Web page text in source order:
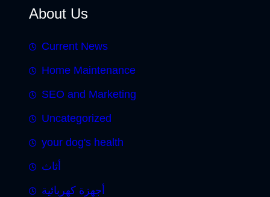
About Us
Current News
Home Maintenance
SEO and Marketing
Uncategorized
your dog's health
أثاث
أجهزة كهربائية